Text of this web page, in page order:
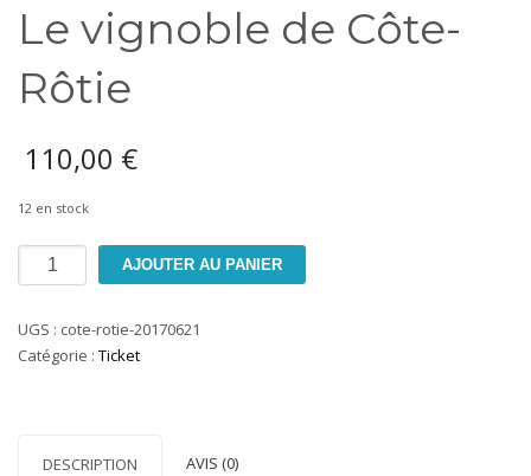
Le vignoble de Côte-
Rôtie
110,00 €
12 en stock
quantité
de
vignoble
de
AJOUTER AU PANIER
UGS : cote-rotie-20170621
Catégorie : Ticket
DESCRIPTION AVIS (0)